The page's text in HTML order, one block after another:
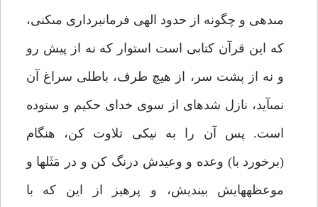
مى‏دهى و چگونه از حدود الهى فرمانبردارى مى‏کنى،
که این قرآن کتابى است استوار که نه از پیش رو
و نه از پشت سر، از هیچ طرف، باطلى سراغ آن
نمى‏آید، نازل شده‏اى از سوى خداى حکیم و ستوده
است. پس آن را به نیکى تلاوت کن، هنگام
(برخورد با) وعده و وعیدش درنگ کن و در مَثَل‏ها و
موعظه‏هایش بیندیش، و پرهیز از این که با